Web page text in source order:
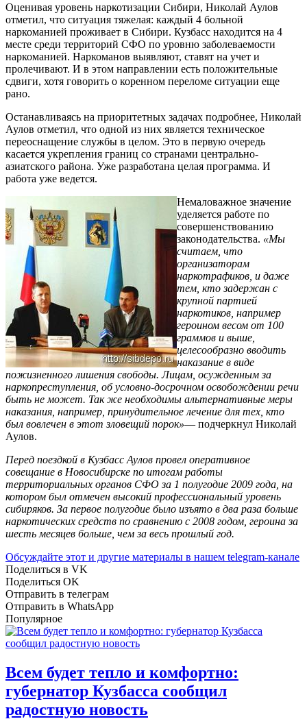
Оценивая уровень наркотизации Сибири, Николай Аулов
отметил, что ситуация тяжелая: каждый 4 больной
наркоманией проживает в Сибири. Кузбасс находится на 4
месте среди территорий СФО по уровню заболеваемости
наркоманией. Наркоманов выявляют, ставят на учет и
пролечивают. И в этом направлении есть положительные
сдвиги, хотя говорить о коренном переломе ситуации еще
рано.
Останавливаясь на приоритетных задачах подробнее, Николай
Аулов отметил, что одной из них является техническое
переоснащение службы в целом. Это в первую очередь
касается укрепления границ со странами центрально-
азиатского района. Уже разработана целая программа. И
работа уже ведется.
Немаловажное значение
уделяется работе по
совершенствованию
законодательства. «Мы
считаем, что
организаторам
наркотрафиков, и даже
тем, кто задержан с
крупной партией
наркотиков, например
героином весом от 100
граммов и выше,
целесообразно вводить
наказание в виде
пожизненного лишения свободы. Лицам, осужденным за
наркопреступления, об условно-досрочном освобождении речи
быть не может. Так же необходимы альтернативные меры
наказания, например, принудительное лечение для тех, кто
был вовлечен в этот зловещий порок»— подчеркнул Николай
Аулов.
Перед поездкой в Кузбасс Аулов провел оперативное
совещание в Новосибирске по итогам работы
территориальных органов СФО за 1 полугодие 2009 года, на
котором был отмечен высокий профессиональный уровень
сибиряков. За первое полугодие было изъято в два раза больше
наркотических средств по сравнению с 2008 годом, героина за
шесть месяцев больше, чем за весь прошлый год.
Обсуждайте этот и другие материалы в нашем telegram-канале
Поделиться в VK
Поделиться OK
Отправить в телеграм
Отправить в WhatsApp
Популярное
Всем будет тепло и комфортно:
губернатор Кузбасса сообщил
радостную новость